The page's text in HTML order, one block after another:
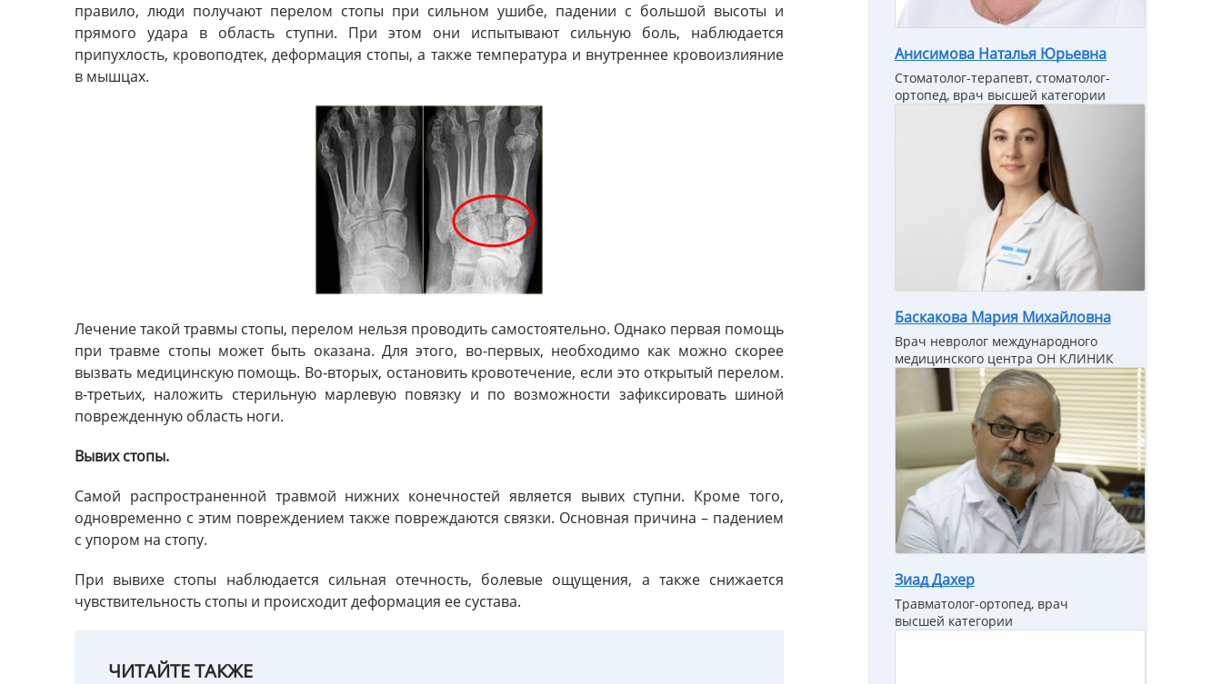
правило, люди получают перелом стопы при сильном ушибе, падении с большой высоты и
прямого удара в область ступни. При этом они испытывают сильную боль, наблюдается
припухлость, кровоподтек, деформация стопы, а также температура и внутреннее кровоизлияние
в мышцах.
Лечение такой травмы стопы, перелом нельзя проводить самостоятельно. Однако первая помощь
при травме стопы может быть оказана. Для этого, во-первых, необходимо как можно скорее
вызвать медицинскую помощь. Во-вторых, остановить кровотечение, если это открытый перелом.
в-третьих, наложить стерильную марлевую повязку и по возможности зафиксировать шиной
поврежденную область ноги.
Вывих стопы.
Самой распространенной травмой нижних конечностей является вывих ступни. Кроме того,
одновременно с этим повреждением также повреждаются связки. Основная причина – падением
с упором на стопу.
При вывихе стопы наблюдается сильная отечность, болевые ощущения, а также снижается
чувствительность стопы и происходит деформация ее сустава.
ЧИТАЙТЕ ТАКЖЕ
Анисимова Наталья Юрьевна
Стоматолог-терапевт, стоматолог-
ортопед, врач высшей категории
Баскакова Мария Михайловна
Врач невролог международного
медицинского центра ОН КЛИНИК
Зиад Дахер
Травматолог-ортопед, врач
высшей категории